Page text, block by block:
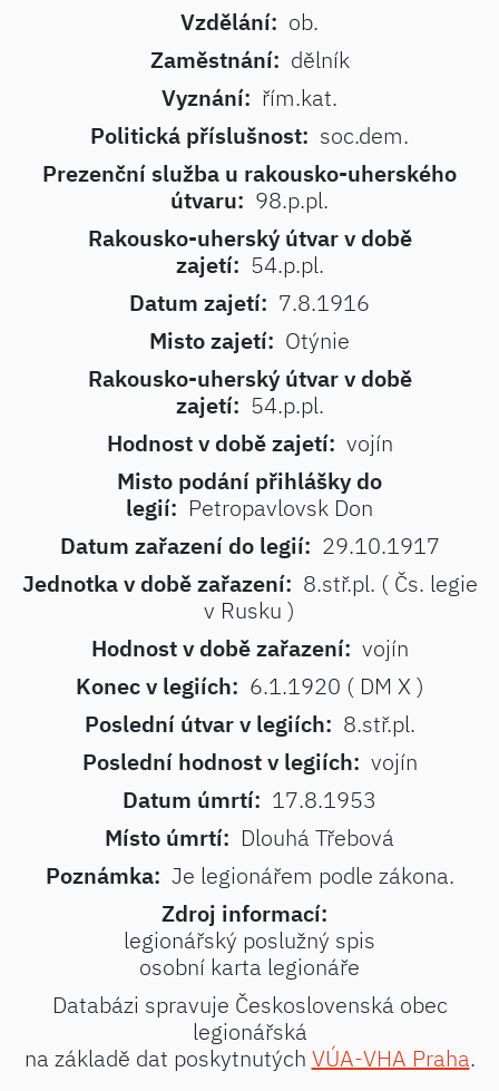
Vzdělání: ob.
Zaměstnání: dělník
Vyznání: řím.kat.
Politická příslušnost: soc.dem.
Prezenční služba u rakousko-uherského
útvaru: 98.p.pl.
Rakousko-uherský útvar v době
zajetí: 54.p.pl.
Datum zajetí: 7.8.1916
Misto zajetí: Otýnie
Rakousko-uherský útvar v době
zajetí: 54.p.pl.
Hodnost v době zajetí: vojín
Misto podání přihlášky do
legií: Petropavlovsk Don
Datum zařazení do legií: 29.10.1917
Jednotka v době zařazení: 8.stř.pl. ( Čs. legie
v Rusku )
Hodnost v době zařazení: vojín
Konec v legiích: 6.1.1920 ( DM X )
Poslední útvar v legiích: 8.stř.pl.
Poslední hodnost v legiích: vojín
Datum úmrtí: 17.8.1953
Místo úmrtí: Dlouhá Třebová
Poznámka: Je legionářem podle zákona.
Zdroj informací:
legionářský poslužný spis
osobní karta legionáře
Databázi spravuje Československá obec
legionářská
na základě dat poskytnutých VÚA-VHA Praha.